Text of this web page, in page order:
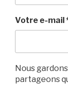
Votre e-mail
Nous
partageons